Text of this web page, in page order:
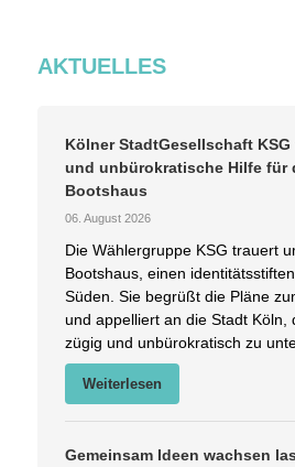
AKTUELLES
Kölner StadtGesellschaft
und unbürokratische Hilfe für
Bootshaus
06. August 2026
Die Wählergruppe KSG trauert
Bootshaus, einen
Süden. Sie begrüßt die Pläne
und appelliert an die Stadt Köln,
zügig und unbürokratisch zu
Weiterlesen
Gemeinsam Ideen wachsen